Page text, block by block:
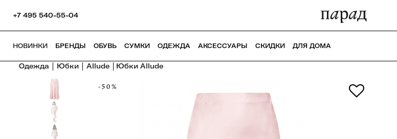
+7 495 540-55-04
НОВИНКИ БРЕНДЫ ОБУВЬ СУМКИ ОДЕЖДА АКСЕССУАРЫ СКИДКИ ДЛЯ ДОМА
Одежда Юбки Allude Юбки Allude
-50%